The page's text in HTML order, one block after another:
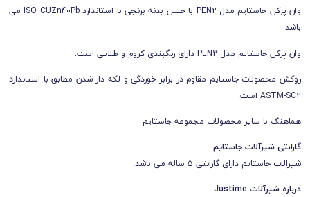
وان پرکن جاستایم مدل PEN2 با جنس بدنه برنجی با استاندارد ISO CUZn40Pb می
باشد.
وان پرکن جاستایم مدل PEN2 دارای رنگبندی کروم و طلایی است.
روکش محصولات جاستایم مقاوم در برابر خوردگی و لکه دار شدن مطابق با استاندارد
ASTM-SC2 است.
هماهنگ با سایر محصولات مجموعه جاستایم
گارانتی شیرآلات جاستایم
شیرالات جاستایم دارای گارانتی 5 ساله می باشد.
درباره شیرآلات Justime